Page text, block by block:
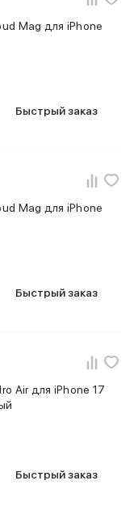
Mag для iPhone
Быстрый заказ
Mag для iPhone
Быстрый заказ
Air для iPhone 17
Быстрый заказ